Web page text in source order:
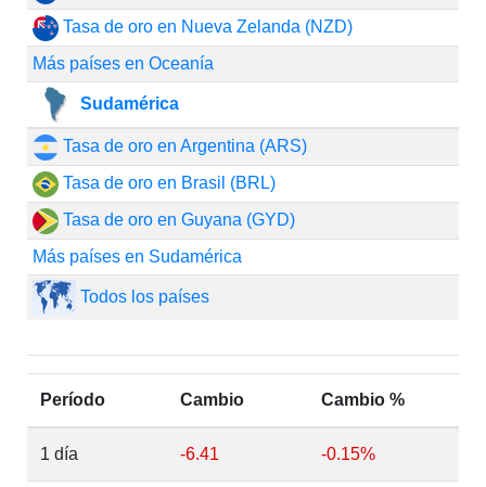
Tasa de oro en Nueva Zelanda (NZD)
Más países en Oceanía
Sudamérica
Tasa de oro en Argentina (ARS)
Tasa de oro en Brasil (BRL)
Tasa de oro en Guyana (GYD)
Más países en Sudamérica
Todos los países
Período Cambio Cambio %
1 día -6.41 -0.15%